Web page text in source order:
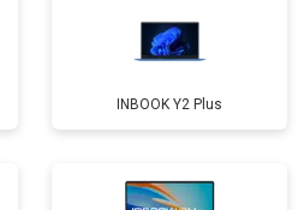
от 2600 ₽ Заказать
от 1100 ₽ Заказать
от 1500 ₽ Заказать
INBOOK Y2 Plus